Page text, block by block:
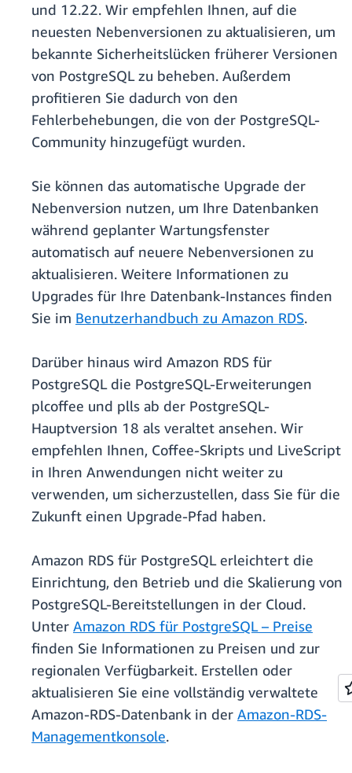
und 12.22. Wir empfehlen Ihnen, auf die
neuesten Nebenversionen zu aktualisieren, um
bekannte Sicherheitslücken früherer Versionen
von PostgreSQL zu beheben. Außerdem
profitieren Sie dadurch von den
Fehlerbehebungen, die von der PostgreSQL-
Community hinzugefügt wurden.
Sie können das automatische Upgrade der
Nebenversion nutzen, um Ihre Datenbanken
während geplanter Wartungsfenster
automatisch auf neuere Nebenversionen zu
aktualisieren. Weitere Informationen zu
Upgrades für Ihre Datenbank-Instances finden
Sie im Benutzerhandbuch zu Amazon RDS.
Darüber hinaus wird Amazon RDS für
PostgreSQL die PostgreSQL-Erweiterungen
plcoffee und plls ab der PostgreSQL-
Hauptversion 18 als veraltet ansehen. Wir
empfehlen Ihnen, Coffee-Skripts und LiveScript
in Ihren Anwendungen nicht weiter zu
verwenden, um sicherzustellen, dass Sie für die
Zukunft einen Upgrade-Pfad haben.
Amazon RDS für PostgreSQL erleichtert die
Einrichtung, den Betrieb und die Skalierung von
PostgreSQL-Bereitstellungen in der Cloud.
Unter Amazon RDS für PostgreSQL – Preise
finden Sie Informationen zu Preisen und zur
regionalen Verfügbarkeit. Erstellen oder
aktualisieren Sie eine vollständig verwaltete
Amazon-RDS-Datenbank in der Amazon-RDS-
Managementkonsole.